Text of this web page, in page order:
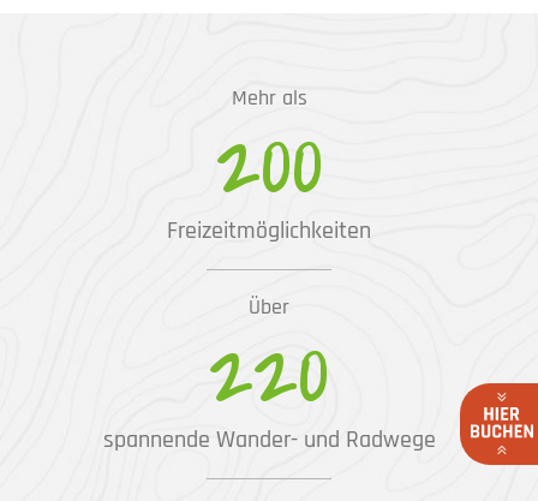
Mehr als
200
Freizeitmöglichkeiten
Über
220
spannende Wander- und Radwege